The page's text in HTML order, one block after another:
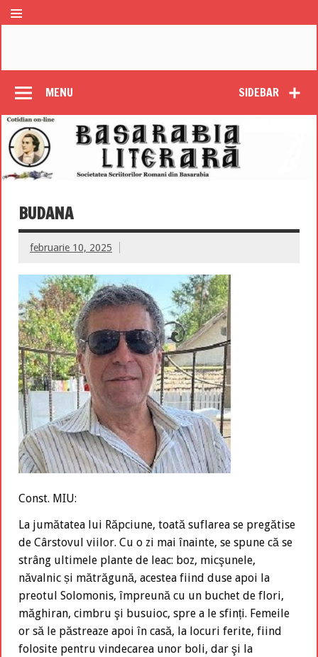
SIDEBAR
MENU
BUDANA
februarie 10, 2025
Const. MIU:
La jumătatea lui Răpciune, toată suflarea se pregătise
de Cârstovul viilor. Cu o zi mai înainte, se spune că se
strâng ultimele plante de leac: boz, micşunele,
năvalnic și mătrăgună, acestea fiind duse apoi la
preotul Solomonis, împreună cu un buchet de flori,
măghiran, cimbru şi busuioc, spre a le sfinți. Femeile
or să le păstreaze apoi în casă, la locuri ferite, fiind
folosite pentru vindecarea unor boli, dar şi la